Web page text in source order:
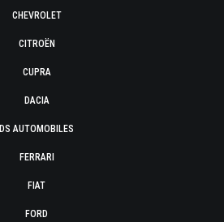
CHEVROLET
CITROËN
CUPRA
DACIA
DS AUTOMOBILES
FERRARI
FIAT
FORD